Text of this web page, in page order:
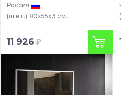
Россия
(ш.в.г.) 80x55x3 см.
11 926